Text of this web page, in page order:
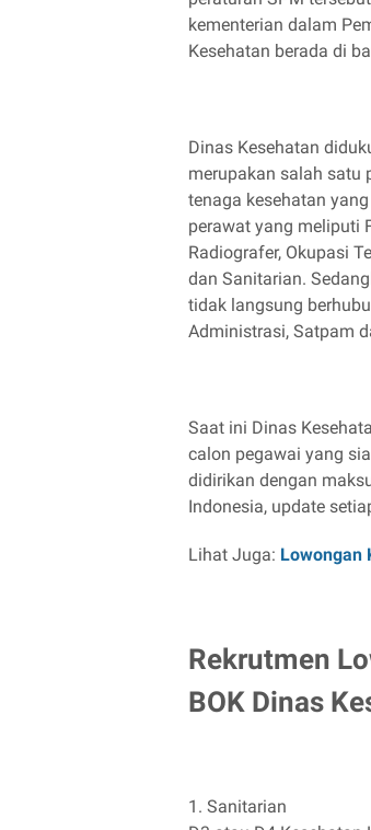
kementerian dalam
Kesehatan berada di
Dinas Kesehatan
merupakan salah satu
tenaga kesehatan
perawat yang meliputi
Radiografer, Okupasi
dan Sanitarian.
tidak langsung
Administrasi, Satpam
Saat ini Dinas
calon pegawai yang
didirikan dengan
Indonesia, update
Lihat Juga: Lowongan
Rekrutmen
BOK Dinas
1. Sanitarian